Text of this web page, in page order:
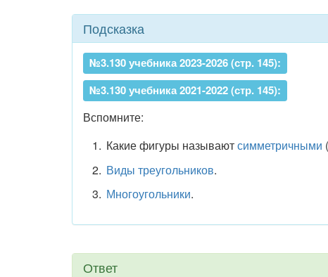
Подсказка
№3.130 учебника 2023-2026 (стр. 145):
№3.130 учебника 2021-2022 (стр. 145):
Вспомните:
Какие фигуры называютсимметричными
Виды треугольников.
Многоугольники.
Ответ